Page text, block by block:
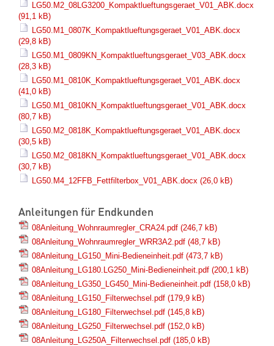
LG50.M2_08LG3200_Kompaktlueftungsgeraet_V01_ABK.docx
(91,1 kB)
LG50.M1_0807K_Kompaktlueftungsgeraet_V01_ABK.docx
(29,8 kB)
LG50.M1_0809KN_Kompaktlueftungsgeraet_V03_ABK.docx
(28,3 kB)
LG50.M1_0810K_Kompaktlueftungsgeraet_V01_ABK.docx
(41,0 kB)
LG50.M1_0810KN_Kompaktlueftungsgeraet_V01_ABK.docx
(80,7 kB)
LG50.M2_0818K_Kompaktlueftungsgeraet_V01_ABK.docx
(30,5 kB)
LG50.M2_0818KN_Kompaktlueftungsgeraet_V01_ABK.docx
(30,7 kB)
LG50.M4_12FFB_Fettfilterbox_V01_ABK.docx (26,0 kB)
Anleitungen für Endkunden
08Anleitung_Wohnraumregler_CRA24.pdf (246,7 kB)
08Anleitung_Wohnraumregler_WRR3A2.pdf (48,7 kB)
08Anleitung_LG150_Mini-Bedieneinheit.pdf (473,7 kB)
08Anleitung_LG180.LG250_Mini-Bedieneinheit.pdf (200,1 kB)
08Anleitung_LG350_LG450_Mini-Bedieneinheit.pdf (158,0 kB)
08Anleitung_LG150_Filterwechsel.pdf (179,9 kB)
08Anleitung_LG180_Filterwechsel.pdf (145,8 kB)
08Anleitung_LG250_Filterwechsel.pdf (152,0 kB)
08Anleitung_LG250A_Filterwechsel.pdf (185,0 kB)